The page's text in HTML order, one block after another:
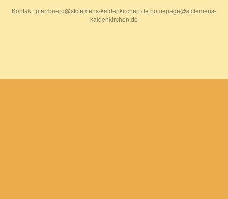
Kontakt: pfarrbuero@stclemens-kaldenkirchen.de homepage@stclemens-
kaldenkirchen.de